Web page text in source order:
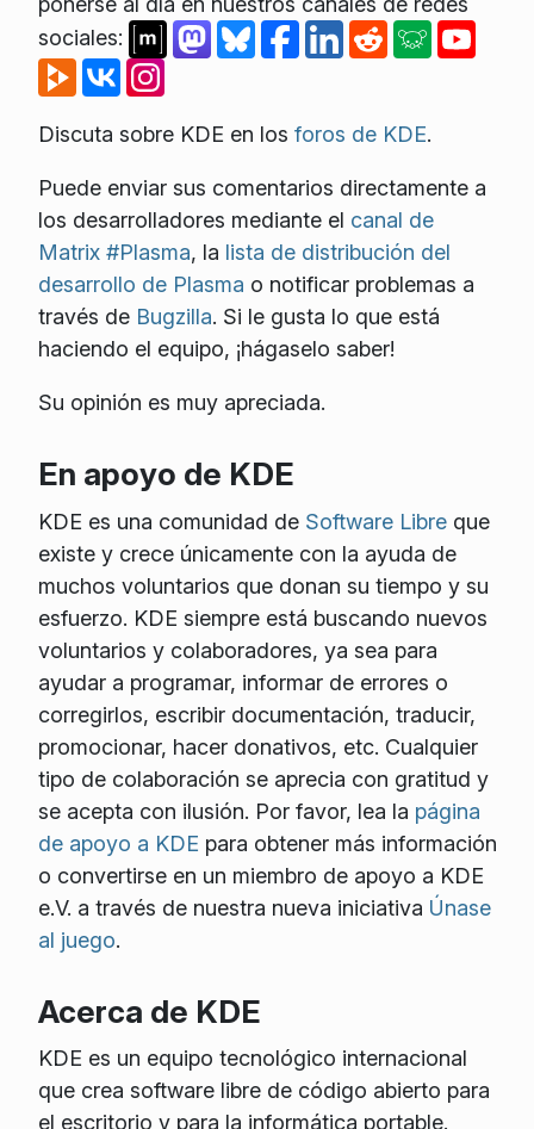
sociales:
Discuta sobre KDE en los foros de KDE.
Puede enviar sus comentarios directamente a
los desarrolladores mediante el canal de
Matrix #Plasma, la lista de distribución del
desarrollo de Plasma o notificar problemas a
través de Bugzilla. Si le gusta lo que está
haciendo el equipo, ¡hágaselo saber!
Su opinión es muy apreciada.
En apoyo de KDE
KDE es una comunidad de Software Libreque
existe y crece únicamente con la ayuda de
muchos voluntarios que donan su tiempo y su
esfuerzo. KDE siempre está buscando nuevos
voluntarios y colaboradores, ya sea para
ayudar a programar, informar de errores o
corregirlos, escribir documentación, traducir,
promocionar, hacer donativos, etc. Cualquier
tipo de colaboración se aprecia con gratitud y
se acepta con ilusión. Por favor, lea la página
de apoyo a KDE para obtener más información
o convertirse en un miembro de apoyo a KDE
e.V. a través de nuestra nueva iniciativa Únase
al juego.
Acerca de KDE
KDE es un equipo tecnológico internacional
que crea software libre de código abierto para
el escritorio y para la informática portable.